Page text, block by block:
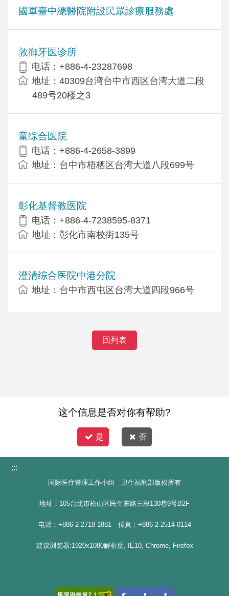
國軍臺中總醫院附設民眾診療服務處
敦御牙医诊所
电话：+886-4-23287698
地址：40309台湾台中市西区台湾大道二段
489号20楼之3
童综合医院
电话：+886-4-2658-3899
地址：台中市梧栖区台湾大道八段699号
彰化基督教医院
电话：+886-4-7238595-8371
地址：彰化市南校街135号
澄清综合医院中港分院
地址：台中市西屯区台湾大道四段966号
回列表
这个信息是否对你有帮助?
是 否
:::
国际医疗管理工作小组 卫生福利部版权所有
地址：105台北市松山区民生东路三段130巷9号B2F
电话：+886-2-2718-1881 传真：+886-2-2514-0114
建议浏览器:1920x1080解析度, IE10, Chrome, Firefox